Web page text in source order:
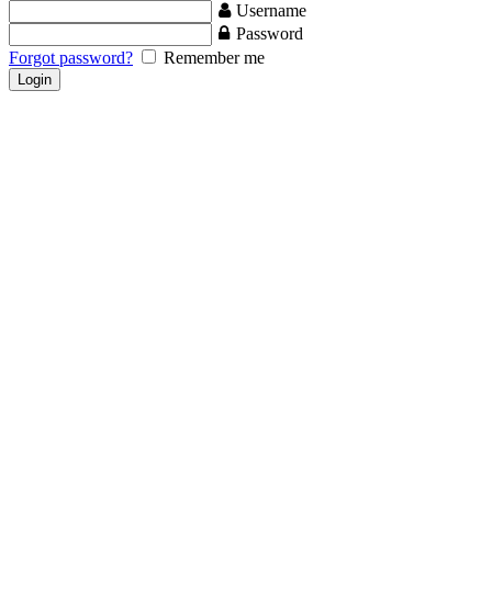
Username
Password
Forgot password?
Remember me